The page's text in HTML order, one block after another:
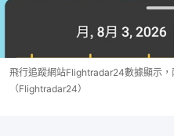
飛行追蹤網站Flightradar24數據顯示，
（Flightradar24）